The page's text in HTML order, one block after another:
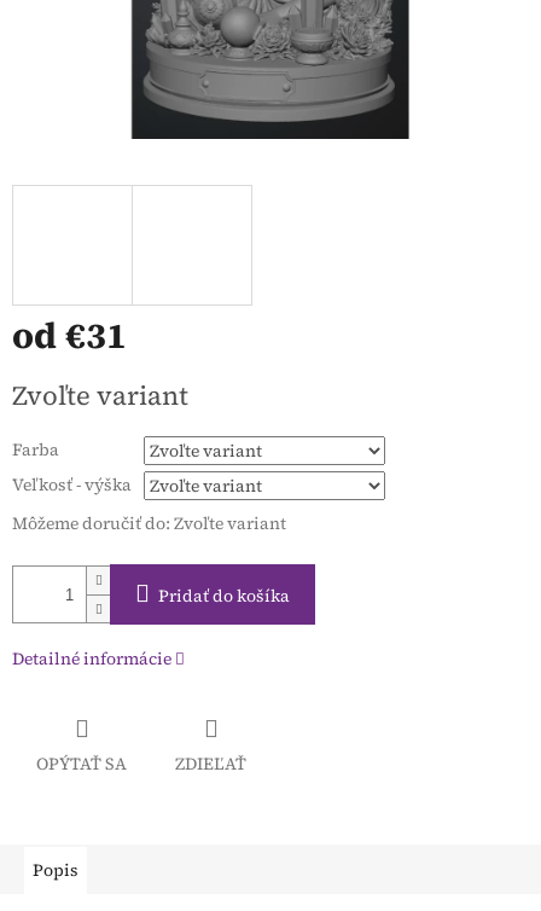
od€31
cena:
Zvoľte variant
Farba
Veľkosť - výška
Môžeme doručiť do: Zvoľte variant
Pridať do košíka
Detailné informácie
OPÝTAŤ SA ZDIEĽAŤ
Popis